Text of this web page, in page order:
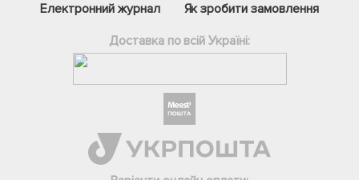
Електронний журнал
Як зробити замовлення
Доставка по всій Україні:
Телеграм